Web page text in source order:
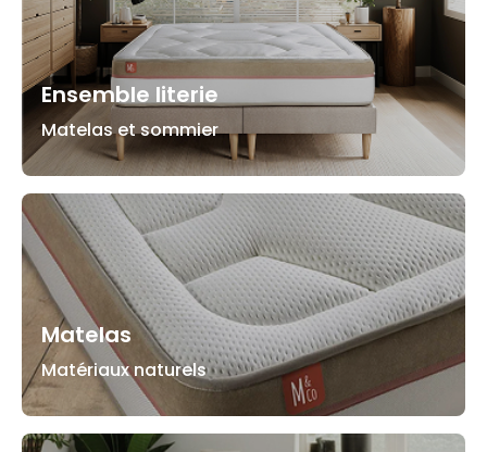
Ensemble literie
Matelas et sommier
Matelas
Matériaux naturels